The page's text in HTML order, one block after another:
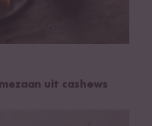
uit cashews